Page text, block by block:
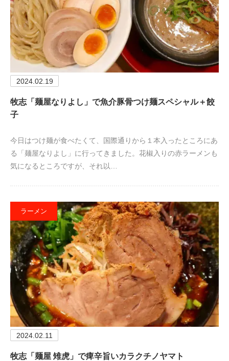
2024.02.19
牧志「麺屋なりよし」で魚介豚骨つけ麺スペシャル＋餃
子
今日はつけ麺が食べたくて、国際通りから１本入ったところにあ
る「麺屋なりよし」に行ってきました。花椒入りの赤ラーメンも
気になるところですが、それ以…
ラーメン
2024.02.11
牧志「麺屋 雉虎」で痺辛旨いカラクチノヤマト